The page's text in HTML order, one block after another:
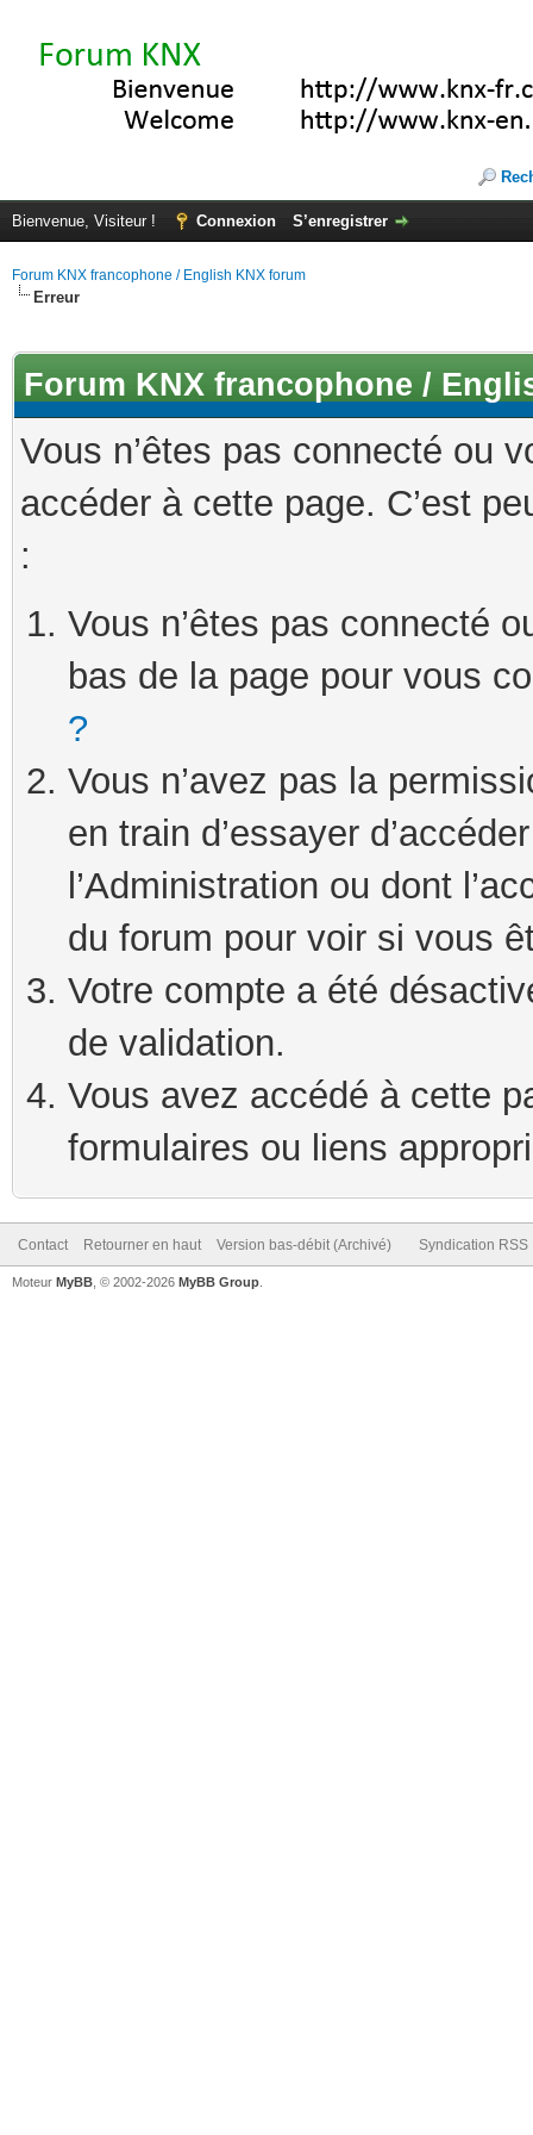
Bienvenue, Visiteur ! Connexion S’enregistrer
Forum KNX francophone / English KNX forum
Erreur
Forum KNX francophone /
Vous n’êtes pas connecté ou
accéder à cette page. C’est
:
Vous n’êtes pas connecté
bas de la page pour vous
?
Vous n’avez pas la
en train d’essayer
l’Administration ou dont
du forum pour voir si vous
Votre compte a été
de validation.
Vous avez accédé à cette
formulaires ou liens
Contact Retourner en haut Version bas-débit (Archivé) Syndication RSS
Moteur MyBB , © 2002-2026 MyBB Group